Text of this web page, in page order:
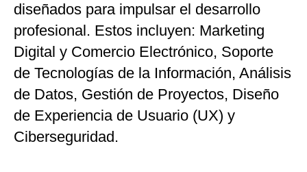
diseñados para impulsar el desarrollo
profesional. Estos incluyen: Marketing
Digital y Comercio Electrónico, Soporte
de Tecnologías de la Información, Análisis
de Datos, Gestión de Proyectos, Diseño
de Experiencia de Usuario (UX) y
Ciberseguridad.